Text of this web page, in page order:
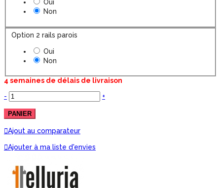
Oui
Non
Option 2 rails parois
Oui
Non
4 semaines de délais de livraison
-
+
PANIER
Ajout au comparateur
Ajouter à ma liste d'envies